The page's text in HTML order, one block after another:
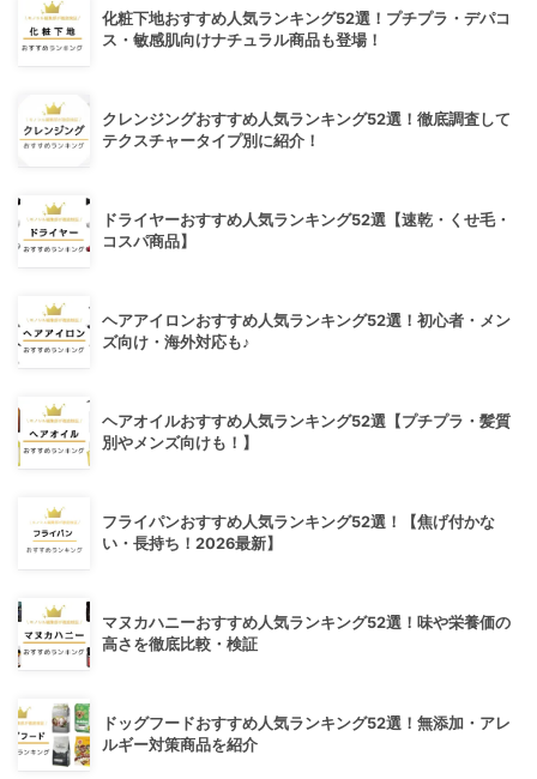
化粧下地おすすめ人気ランキング52選！プチプラ・デパコ
ス・敏感肌向けナチュラル商品も登場！
クレンジングおすすめ人気ランキング52選！徹底調査して
テクスチャータイプ別に紹介！
ドライヤーおすすめ人気ランキング52選【速乾・くせ毛・
コスパ商品】
ヘアアイロンおすすめ人気ランキング52選！初心者・メン
ズ向け・海外対応も♪
ヘアオイルおすすめ人気ランキング52選【プチプラ・髪質
別やメンズ向けも！】
フライパンおすすめ人気ランキング52選！【焦げ付かな
い・長持ち！2026最新】
マヌカハニーおすすめ人気ランキング52選！味や栄養価の
高さを徹底比較・検証
ドッグフードおすすめ人気ランキング52選！無添加・アレ
ルギー対策商品を紹介